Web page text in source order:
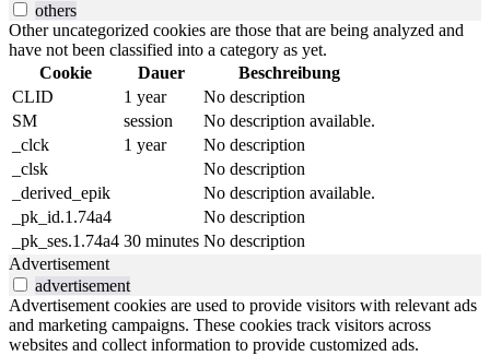
others
Other uncategorized cookies are those that are being analyzed and
have not been classified into a category as yet.
Cookie
Dauer
Beschreibung
CLID
1 year
No description
SM
session
No description available.
_clck
1 year
No description
_clsk
No description
_derived_epik
No description available.
_pk_id.1.74a4
No description
_pk_ses.1.74a4 30 minutes No description
Advertisement
advertisement
Advertisement cookies are used to provide visitors with relevant ads
and marketing campaigns. These cookies track visitors across
websites and collect information to provide customized ads.